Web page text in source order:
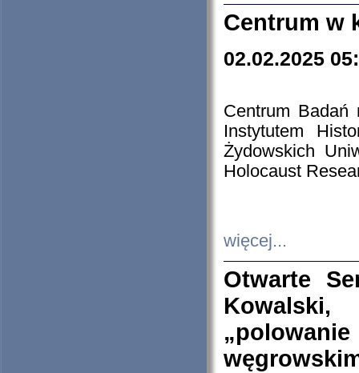
Centrum w
02.02.2025
Centrum Badań
Instytutem
Żydowskich
Holocaust
więcej...
Otwarte